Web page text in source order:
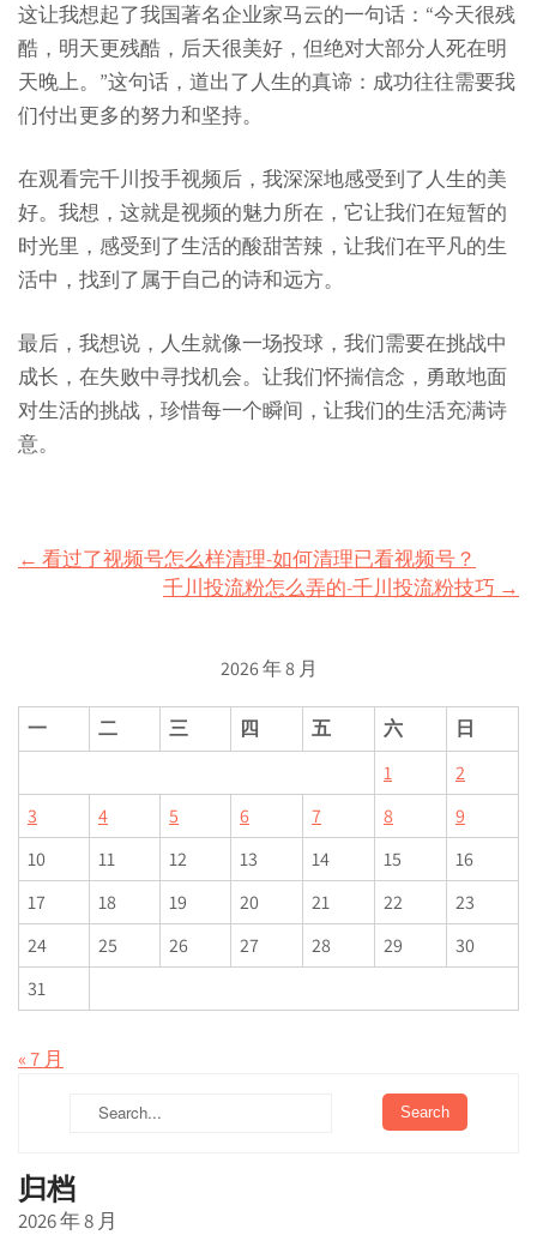
这让我想起了我国著名企业家马云的一句话：“今天很残
酷，明天更残酷，后天很美好，但绝对大部分人死在明
天晚上。”这句话，道出了人生的真谛：成功往往需要我
们付出更多的努力和坚持。
在观看完千川投手视频后，我深深地感受到了人生的美
好。我想，这就是视频的魅力所在，它让我们在短暂的
时光里，感受到了生活的酸甜苦辣，让我们在平凡的生
活中，找到了属于自己的诗和远方。
最后，我想说，人生就像一场投球，我们需要在挑战中
成长，在失败中寻找机会。让我们怀揣信念，勇敢地面
对生活的挑战，珍惜每一个瞬间，让我们的生活充满诗
意。
Post
navigation
← 看过了视频号怎么样清理-如何清理已看视频号？
千川投流粉怎么弄的-千川投流粉技巧 →
2026 年 8 月
一 二 三 四 五 六
日
1
2
3
4 5 6 7 8
9
10
11 12 13 14 15
16
17
18 19 20 21 22
23
24
25 26 27 28 29
30
31
« 7 月
归档
2026 年 8 月